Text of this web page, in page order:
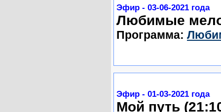
Эфир - 03-06-2021 года
Любимые
Программа:
Эфир - 01-03-2021 года
Мой путь